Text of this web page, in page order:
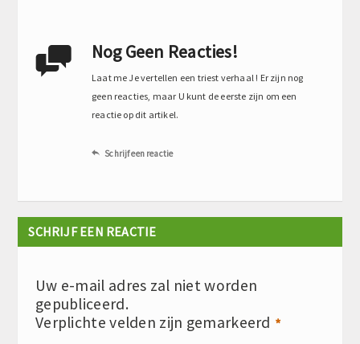
 Nog Geen Reacties!
Laat me Je vertellen een triest verhaal ! Er zijn nog
geen reacties, maar U kunt de eerste zijn om een
reactie op dit artikel.
 Schrijf een reactie
SCHRIJF EEN REACTIE
Uw e-mail adres zal niet worden
gepubliceerd.
Verplichte velden zijn gemarkeerd *